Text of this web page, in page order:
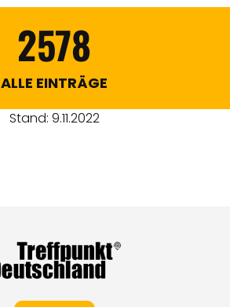
2578
ALLE EINTRÄGE
Stand: 9.11.2022